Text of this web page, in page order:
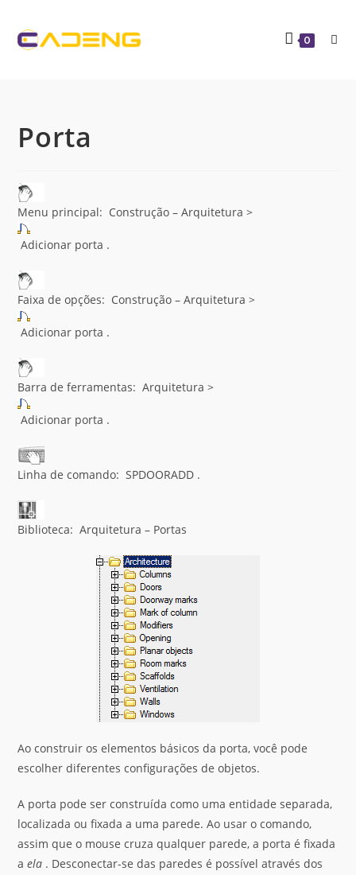
0
Porta
Menu principal: Construção – Arquitetura >
Adicionar porta .
Faixa de opções: Construção – Arquitetura >
Adicionar porta .
Barra de ferramentas: Arquitetura >
Adicionar porta .
Linha de comando: SPDOORADD .
Biblioteca: Arquitetura – Portas
Ao construir os elementos básicos da porta, você pode
escolher diferentes configurações de objetos.
A porta pode ser construída como uma entidade separada,
localizada ou fixada a uma parede. Ao usar o comando,
assim que o mouse cruza qualquer parede, a porta é fixada
aela . Desconectar-se das paredes é possível através dos